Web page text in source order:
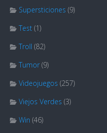
Supersticiones (9)
Test (1)
Troll (82)
Tumor (9)
Videojuegos (257)
Viejos Verdes (3)
Win (46)